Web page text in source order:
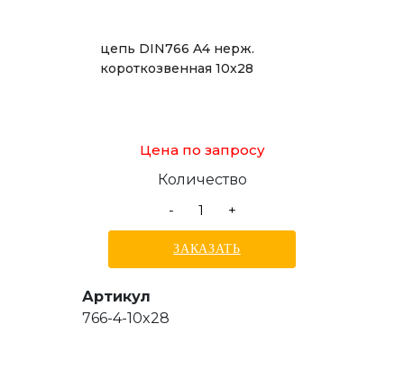
цепь DIN766 A4 нерж.
короткозвенная 10x28
Цена по запросу
Количество
-
+
ЗАКАЗАТЬ
Артикул
766-4-10x28